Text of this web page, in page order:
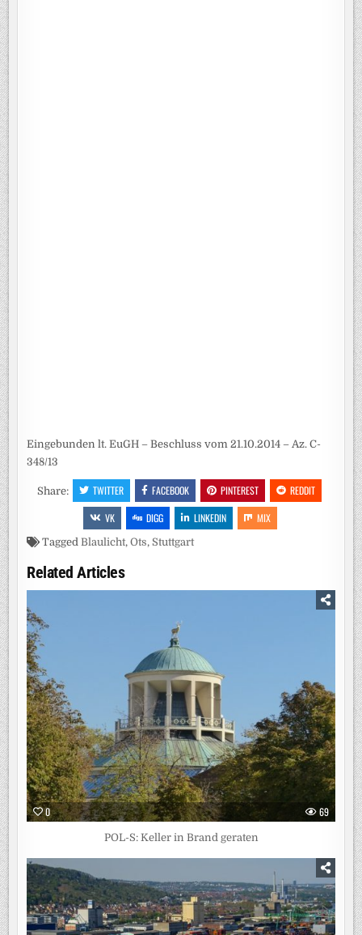
Eingebunden lt. EuGH – Beschluss vom 21.10.2014 – Az. C-
348/13
Share: TWITTER FACEBOOK PINTEREST
REDDIT
VK
DIGG LINKEDIN MIX
TaggedBlaulicht,Ots, Stuttgart
Related Articles
0 69
POL-S: Keller in Brand geraten